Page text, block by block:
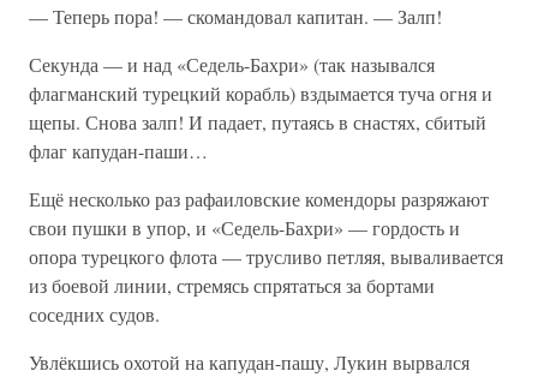
— Теперь пора! — скомандовал капитан. — Залп!
Секунда — и над «Седель-Бахри» (так назывался
флагманский турецкий корабль) вздымается туча огня и
щепы. Снова залп! И падает, путаясь в снастях, сбитый
флаг капудан-паши…
Ещё несколько раз рафаиловские комендоры разряжают
свои пушки в упор, и «Седель-Бахри» — гордость и
опора турецкого флота — трусливо петляя, вываливается
из боевой линии, стремясь спрятаться за бортами
соседних судов.
Увлёкшись охотой на капудан-пашу, Лукин вырвался